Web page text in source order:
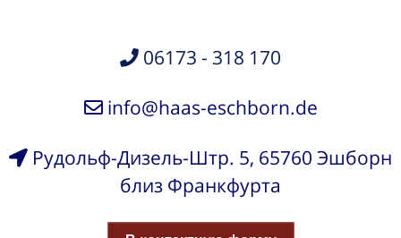
06173 - 318 170
info@haas-eschborn.de
Рудольф-Дизель-Штр. 5, 65760 Эшборн
близ Франкфурта